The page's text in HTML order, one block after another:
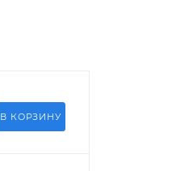
В КОРЗИНУ